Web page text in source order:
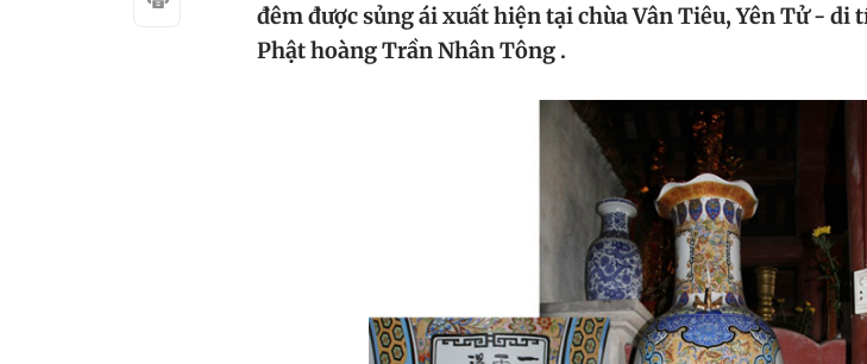
đêm được sủng ái xuất hiện tại chùa Vân Tiêu, Yên Tử - di
Phật hoàng Trần Nhân Tông .